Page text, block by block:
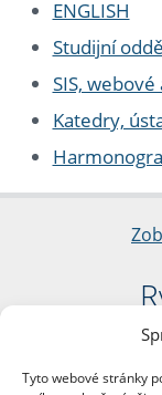
Tyto webové stránky
ENGLISH
Studijní
SIS,
Katedry,